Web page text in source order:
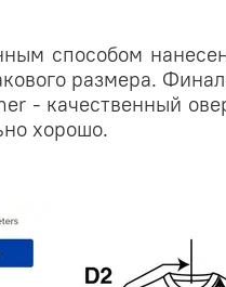
способом
размера.
- качественный
хорошо.